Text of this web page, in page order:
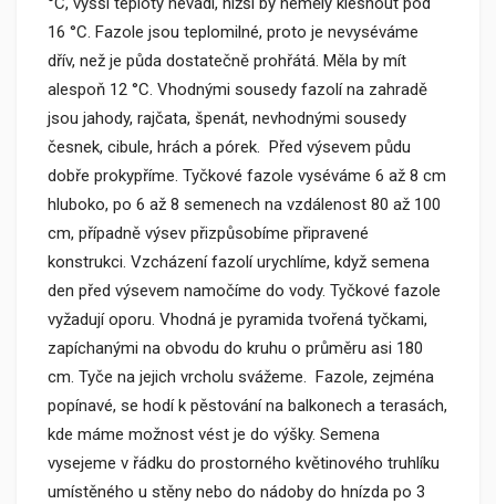
16 °C. Fazole jsou teplomilné, proto je nevyséváme
dřív, než je půda dostatečně prohřátá. Měla by mít
alespoň 12 °C. Vhodnými sousedy fazolí na zahradě
jsou jahody, rajčata, špenát, nevhodnými sousedy
česnek, cibule, hrách a pórek. Před výsevem půdu
dobře prokypříme. Tyčkové fazole vyséváme 6 až 8 cm
hluboko, po 6 až 8 semenech na vzdálenost 80 až 100
cm, případně výsev přizpůsobíme připravené
konstrukci. Vzcházení fazolí urychlíme, když semena
den před výsevem namočíme do vody. Tyčkové fazole
vyžadují oporu. Vhodná je pyramida tvořená tyčkami,
zapíchanými na obvodu do kruhu o průměru asi 180
cm. Tyče na jejich vrcholu svážeme. Fazole, zejména
popínavé, se hodí k pěstování na balkonech a terasách,
kde máme možnost vést je do výšky. Semena
vysejeme v řádku do prostorného květinového truhlíku
umístěného u stěny nebo do nádoby do hnízda po 3